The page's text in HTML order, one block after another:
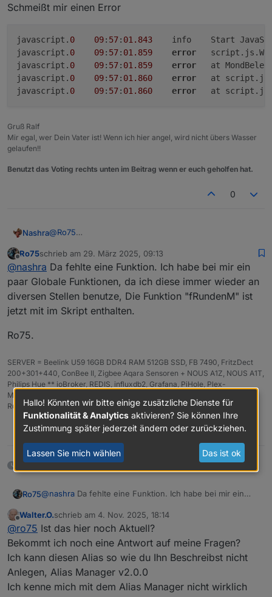
Schmeißt mir einen Error
javascript. 0 09: 57: 01.843
javascript. 0 09: 57: 01.859 error
javascript. 0 09: 57: 01.859 error
at
javascript. 0 09: 57: 01.860 error
at
javascript. 0 09: 57: 01.860 error
at
Gruß Ralf
Mir egal, wer Dein Vater ist! Wenn ich hier angel, wird nicht übers Wasser
gelaufen!!
Benutzt das Voting rechts unten im Beitrag wenn er euch geholfen hat.
0
Nashra@Ro75
javascript.0	09:57:01.843	info	Start
javascript.0	09:57:01.859	error
javascript.0	09:57:01.859	error	at
javascript.0	09:57:01.860	error	at
Offline
Ro75schrieb am 29. März 2025, 09:13
zuletzt editiert von
@nashra Da fehlte eine Funktion. Ich habe bei mir ein
paar Globale Funktionen, da ich diese immer wieder an
diversen Stellen benutze, Die Funktion "fRundenM" ist
jetzt mit im Skript enthalten.
Ro75.
SERVER = Beelink U59 16GB DDR4 RAM 512GB SSD, FB 7490, FritzDect
200+301+440, ConBee II, Zigbee Aqara Sensoren + NOUS A1Z, NOUS A1T,
Philips Hue ** ioBroker, REDIS, influxdb2, Grafana, PiHole, Plex-
Mediaserver, paperless-ngx (Docker), MariaDB + phpmyadmin *** VIS-
Runtime = Intel NUC 8GB RAM 128GB SSD + 24" Touchscreen
1
7 Monaten später
Ro75@nashra Da fehlte eine Funktion. Ich habe bei mir ein
diversen Stellen benutze, Die Funktion "fRundenM" ist
jetzt mit im Skript enthalten.
Ro75.
Offline
Walter.O.schrieb am 4. Nov. 2025, 18:14
zuletzt editiert von
@ro75 Ist das hier noch Aktuell?
Bekommt ich noch eine Antwort auf meine Fragen?
Ich kann diesen Alias so wie du Ihn Beschreibst nicht
Anlegen, Alias Manager v2.0.0
Ich kenne mich mit dem Alias Manager nicht wirklich
Hallo! Könnten wir bitte einige zusätzliche Dienste für
Funktionalität & Analytics aktivieren? Sie können Ihre
Zustimmung später jederzeit ändern oder zurückziehen.
Lassen Sie mich wählen Das ist ok